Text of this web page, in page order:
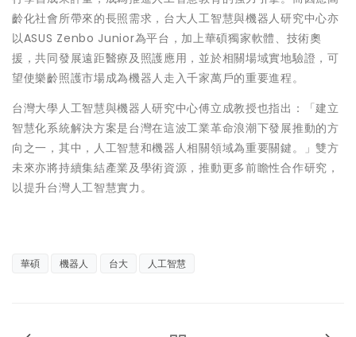
齡化社會所帶來的長照需求，台大人工智慧與機器人研究中心亦
以ASUS Zenbo Junior為平台，加上華碩獨家軟體、技術奧
援，共同發展遠距醫療及照護應用，並於相關場域實地驗證，可
望使樂齡照護市場成為機器人走入千家萬戶的重要進程。
台灣大學人工智慧與機器人研究中心傅立成教授也指出：「建立
智慧化系統解決方案是台灣在這波工業革命浪潮下發展推動的方
向之一，其中，人工智慧和機器人相關領域為重要關鍵。」雙方
未來亦將持續集結產業及學術資源，推動更多前瞻性合作研究，
以提升台灣人工智慧實力。
華碩 機器人 台大 人工智慧